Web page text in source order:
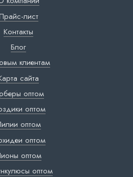
лист
Контакты
Блог
клиентам
сайта
оптом
оптом
оптом
оптом
оптом
оптом